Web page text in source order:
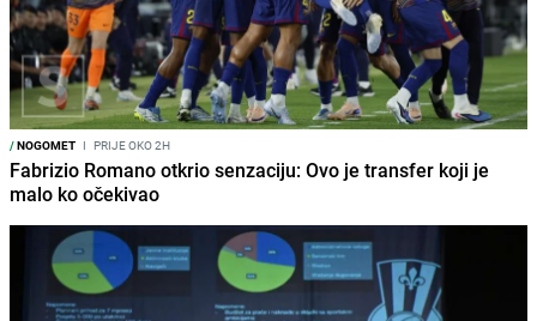
/NOGOMET I PRIJE OKO 2H
Fabrizio Romano otkrio senzaciju: Ovo je transfer koji je
malo ko očekivao